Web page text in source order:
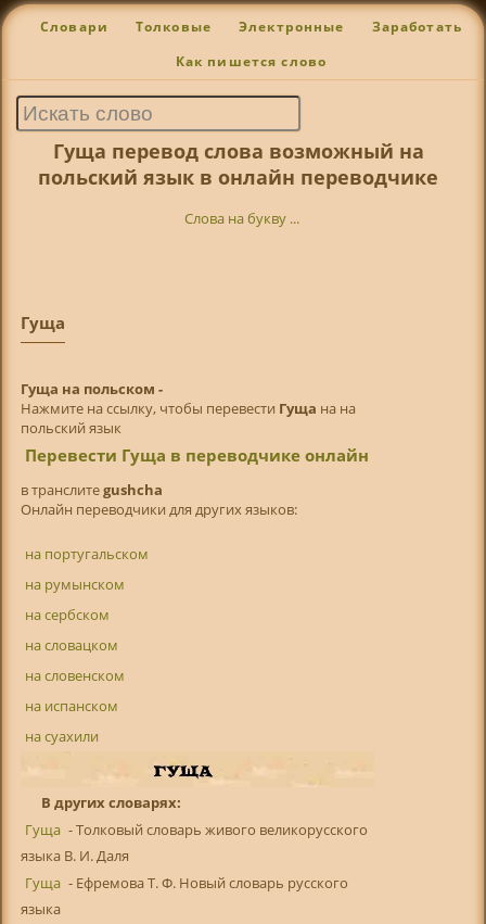
Словари Толковые Электронные Заработать
Как пишется слово
Гуща перевод слова возможный на
польский язык в онлайн переводчике
Слова на букву ...
Гуща
Гуща на польском -
Нажмите на ссылку, чтобы перевести Гуща на на
польский язык
Перевести Гуща в переводчике онлайн
в транслитegushcha
Онлайн переводчики для других языков:
на португальском
на румынском
на сербском
на словацком
на словенском
на испанском
на суахили
В других словарях:
Гуща - Толковый словарь живого великорусского
языка В. И. Даля
Гуща - Ефремова Т. Ф. Новый словарь русского
языка